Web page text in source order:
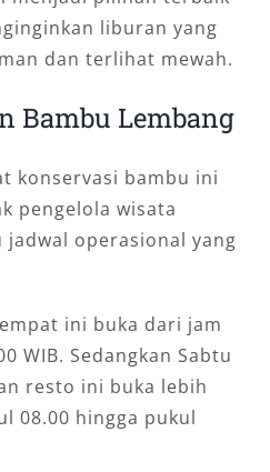
liburan yang
dan terlihat mewah.
Bambu Lembang
konservasi bambu ini
pengelola wisata
operasional yang
ini buka dari jam
WIB. Sedangkan Sabtu
resto ini buka lebih
08.00 hingga pukul